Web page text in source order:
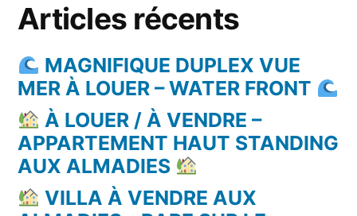
Articles récents
MAGNIFIQUE DUPLEX VUE
MER À LOUER – WATER FRONT
À LOUER / À VENDRE –
APPARTEMENT HAUT STANDING
AUX ALMADIES
VILLA À VENDRE AUX